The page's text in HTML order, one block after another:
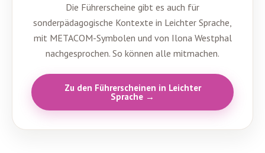
Die Führerscheine gibt es auch für
sonderpädagogische Kontexte in Leichter Sprache,
mit METACOM-Symbolen und von Ilona Westphal
nachgesprochen. So können alle mitmachen.
Zu den Führerscheinen in Leichter
Sprache →